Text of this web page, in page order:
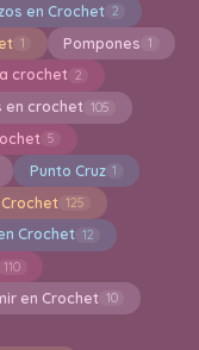
en Crochet 2
1 Pompones 1
crochet 2
en crochet 105
5
Punto Cruz 1
125
Crochet 12
110
en Crochet 10